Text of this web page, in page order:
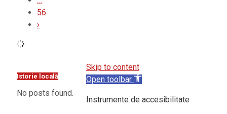
56
›
Istorie locală
No posts found.
Skip to content
Open toolbar
Instrumente de accesibilitate